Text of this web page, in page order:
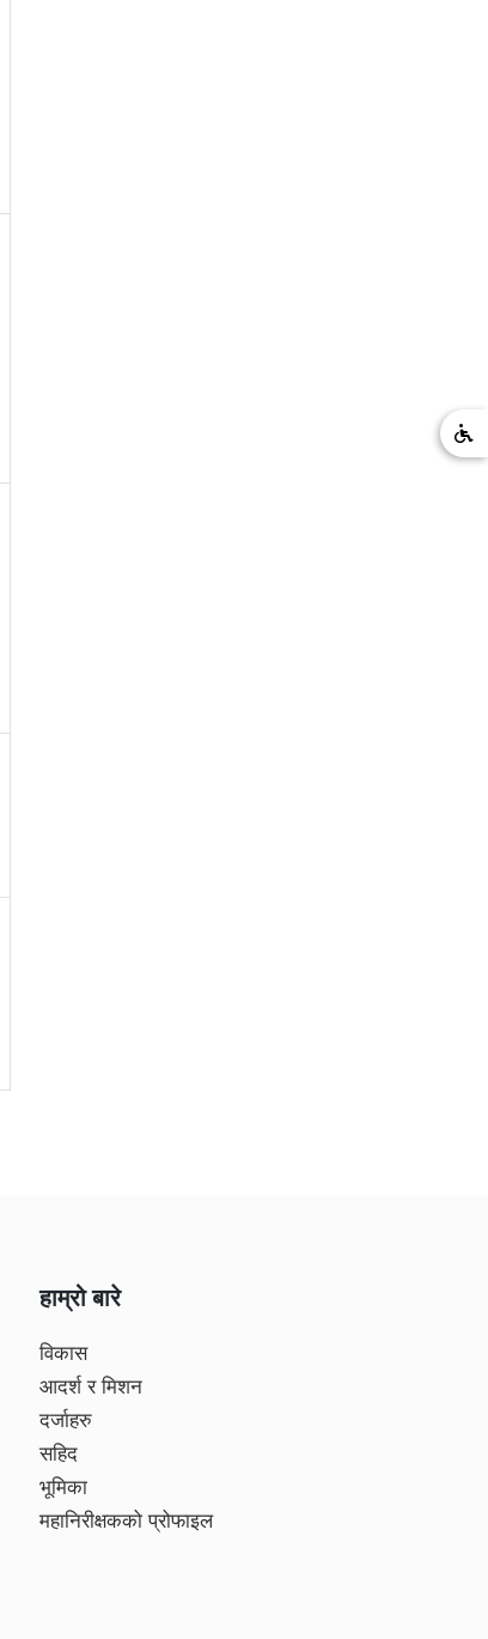
हाम्रो बारे
विकास
आदर्श र मिशन
दर्जाहरु
सहिद
भूमिका
महानिरीक्षकको प्रोफाइल